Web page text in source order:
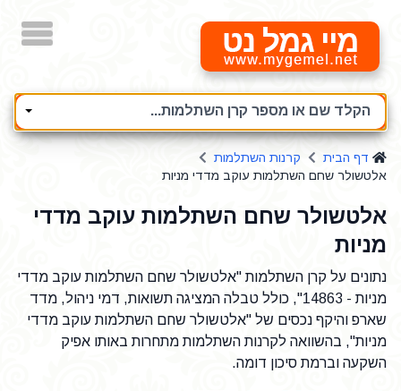
מיי גמל נט
הקלד שם או מספר קרן השתלמות...
דף הבית
קרנות השתלמות
אלטשולר שחם השתלמות עוקב מדדי מניות
אלטשולר שחם השתלמות עוקב מדדי
מניות
נתונים על קרן השתלמות "אלטשולר שחם השתלמות עוקב מדדי
מניות - 14863", כולל טבלה המציגה תשואות, דמי ניהול, מדד
שארפ והיקף נכסים של "אלטשולר שחם השתלמות עוקב מדדי
מניות", בהשוואה לקרנות השתלמות מתחרות באותו אפיק
השקעה וברמת סיכון דומה.